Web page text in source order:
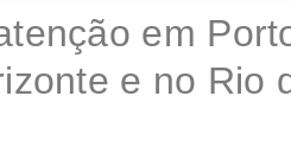
em
e no Rio